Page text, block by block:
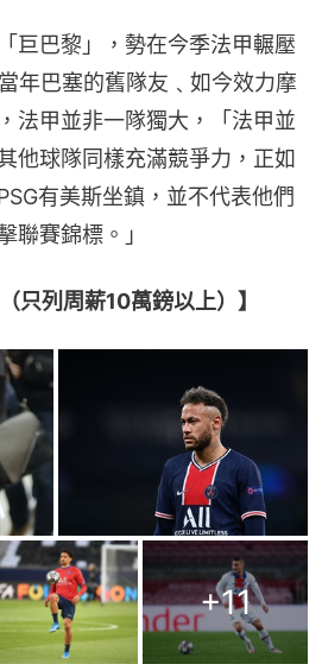
巨巴黎」，勢在今季法甲輾壓
年巴塞的舊隊友﹑如今效力摩
法甲並非一隊獨大，「法甲並
他球隊同樣充滿競爭力，正如
有美斯坐鎮，並不代表他們
聯賽錦標。」
只列周薪10萬鎊以上）】
+11